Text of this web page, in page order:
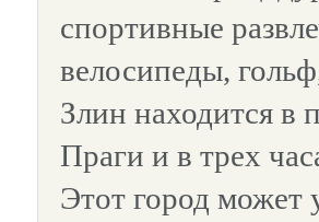
спортивные
велосипеды,
Злин находится в
Праги и в трех
Этот город может